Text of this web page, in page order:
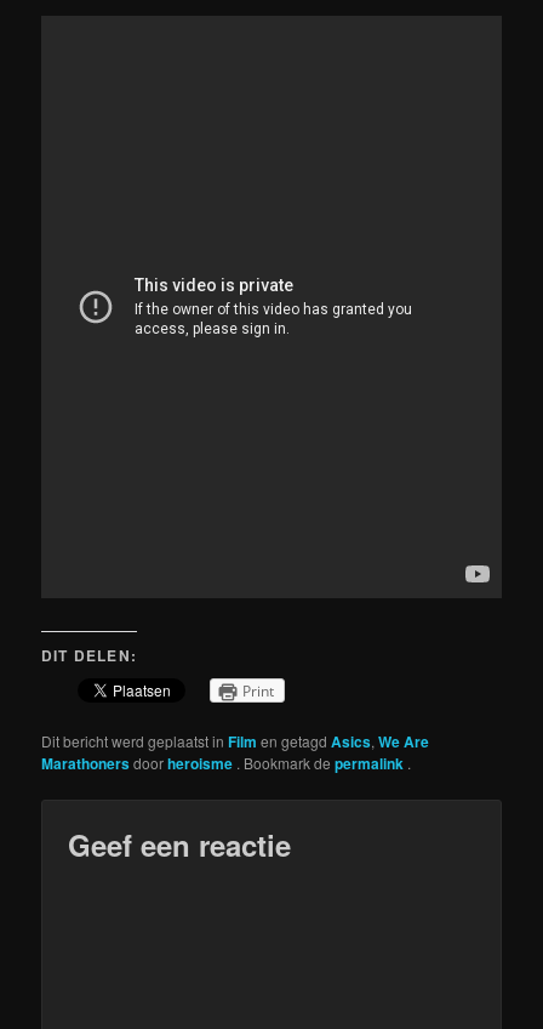
DIT DELEN:
Print
Dit bericht werd geplaatst inFilm en getagdAsics,We Are
Marathonersdoorheroisme . Bookmark depermalink .
Geef een reactie